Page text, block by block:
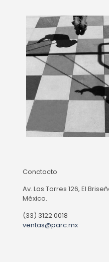
Conctacto
Av. Las Torres 126, El
México.
(33) 3122 0018
ventas@parc.mx